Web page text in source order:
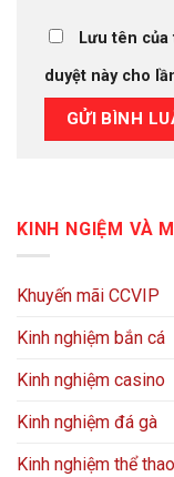
Lưu tên
duyệt này cho
KINH NGIỆM VÀ
Khuyến mãi CCVIP
Kinh nghiệm bắn cá
Kinh nghiệm casino
Kinh nghiệm đá gà
Kinh nghiệm thể thao